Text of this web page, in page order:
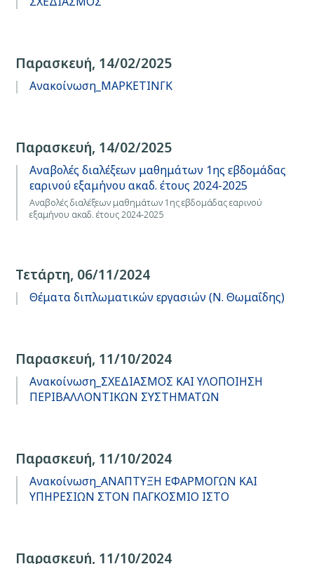
Παρασκευή, 14/02/2025
Ανακοίνωση_ΜΑΡΚΕΤΙΝΓΚ
Παρασκευή, 14/02/2025
Αναβολές διαλέξεων μαθημάτων 1ης εβδομάδας
εαρινού εξαμήνου ακαδ. έτους 2024-2025
Αναβολές διαλέξεων μαθημάτων 1ης εβδομάδας εαρινού
εξαμήνου ακαδ. έτους 2024-2025
Τετάρτη, 06/11/2024
Θέματα διπλωματικών εργασιών (N. Θωμαΐδης)
Παρασκευή, 11/10/2024
Ανακοίνωση_ΣΧΕΔΙΑΣΜΟΣ ΚΑΙ ΥΛΟΠΟΙΗΣΗ
ΠΕΡΙΒΑΛΛΟΝΤΙΚΩΝ ΣΥΣΤΗΜΑΤΩΝ
Παρασκευή, 11/10/2024
Ανακοίνωση_ΑΝΑΠΤΥΞΗ ΕΦΑΡΜΟΓΩΝ ΚΑΙ
ΥΠΗΡΕΣΙΩΝ ΣΤΟΝ ΠΑΓΚΟΣΜΙΟ ΙΣΤΟ
Παρασκευή, 11/10/2024